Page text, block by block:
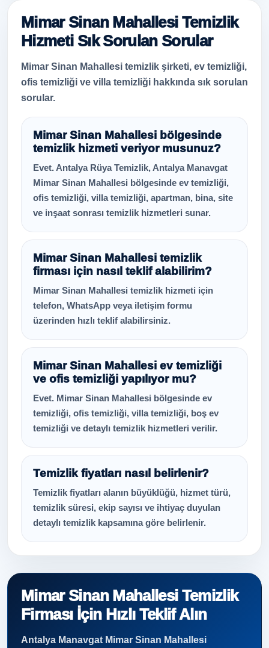
Mimar Sinan Mahallesi Temizlik
Hizmeti Sık Sorulan Sorular
Mimar Sinan Mahallesi temizlik şirketi, ev temizliği,
ofis temizliği ve villa temizliği hakkında sık sorulan
sorular.
Mimar Sinan Mahallesi bölgesinde
temizlik hizmeti veriyor musunuz?
Evet. Antalya Rüya Temizlik, Antalya Manavgat
Mimar Sinan Mahallesi bölgesinde ev temizliği,
ofis temizliği, villa temizliği, apartman, bina, site
ve inşaat sonrası temizlik hizmetleri sunar.
Mimar Sinan Mahallesi temizlik
firması için nasıl teklif alabilirim?
Mimar Sinan Mahallesi temizlik hizmeti için
telefon, WhatsApp veya iletişim formu
üzerinden hızlı teklif alabilirsiniz.
Mimar Sinan Mahallesi ev temizliği
ve ofis temizliği yapılıyor mu?
Evet. Mimar Sinan Mahallesi bölgesinde ev
temizliği, ofis temizliği, villa temizliği, boş ev
temizliği ve detaylı temizlik hizmetleri verilir.
Temizlik fiyatları nasıl belirlenir?
Temizlik fiyatları alanın büyüklüğü, hizmet türü,
temizlik süresi, ekip sayısı ve ihtiyaç duyulan
detaylı temizlik kapsamına göre belirlenir.
Mimar Sinan Mahallesi Temizlik
Firması İçin Hızlı Teklif Alın
Antalya Manavgat Mimar Sinan Mahallesi